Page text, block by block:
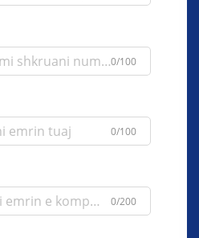
0/100
0/100
0/200